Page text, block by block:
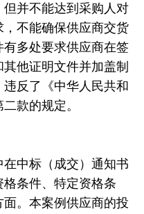
并不能达到采购人对
不能确保供应商交货
多处要求供应商在签
他证明文件并加盖制
反了《中华人民共和
款的规定。
中标（成交）通知书
条件、特定资格条
。本案例供应商的投